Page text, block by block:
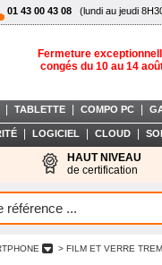
01 43 00 43 08 (lundi au jeudi
Fermeture
congés du 10 au 14
TABLETTE COMPO PC
LOGICIEL CLOUD
HAUT NIVEAU
de certification
> FILM ET VERRE